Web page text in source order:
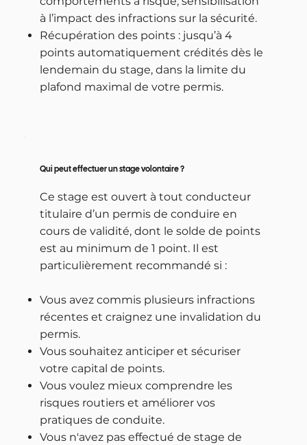
à l’impact des infractions sur la sécurité.
Récupération des points : jusqu’à 4
points automatiquement crédités dès le
lendemain du stage, dans la limite du
plafond maximal de votre permis.
Qui peut effectuer un stage volontaire ?
Ce stage est ouvert à tout conducteur
titulaire d’un permis de conduire en
cours de validité, dont le solde de points
est au minimum de 1 point. Il est
particulièrement recommandé si :
Vous avez commis plusieurs infractions
récentes et craignez une invalidation du
permis.
Vous souhaitez anticiper et sécuriser
votre capital de points.
Vous voulez mieux comprendre les
risques routiers et améliorer vos
pratiques de conduite.
Vous n'avez pas effectué de stage de